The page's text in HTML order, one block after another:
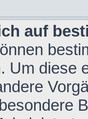
auf
Um diese